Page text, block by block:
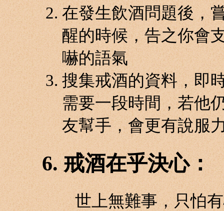
在發生飲酒問題後，
醒的時候，告之你會
嚇的語氣
搜集戒酒的資料，即
需要一段時間，若他
友幫手，會更有說服
6. 戒酒在乎決心：
世上無難事，只怕有